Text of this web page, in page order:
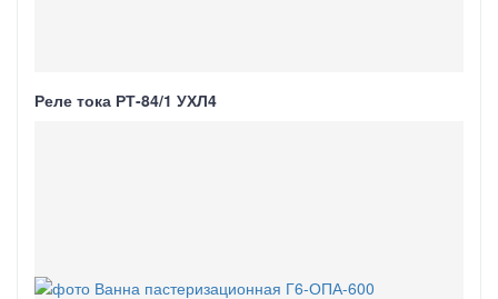
Реле тока РТ-84/1 УХЛ4